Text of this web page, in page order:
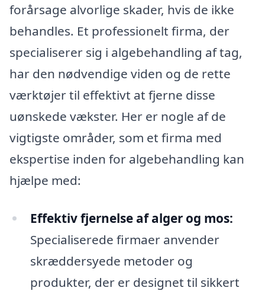
forårsage alvorlige skader, hvis de ikke
behandles. Et professionelt firma, der
specialiserer sig i algebehandling af tag,
har den nødvendige viden og de rette
værktøjer til effektivt at fjerne disse
uønskede vækster. Her er nogle af de
vigtigste områder, som et firma med
ekspertise inden for algebehandling kan
hjælpe med:
Effektiv fjernelse af alger og mos:
Specialiserede firmaer anvender
skræddersyede metoder og
produkter, der er designet til sikkert